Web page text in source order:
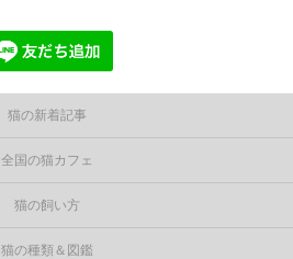
猫の新着記事
全国の猫カフェ
猫の飼い方
猫の種類＆図鑑